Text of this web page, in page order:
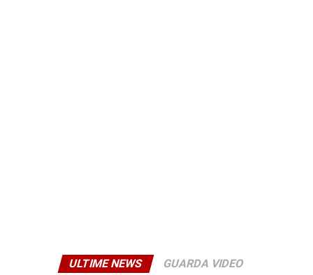
ULTIME NEWS GUARDA VIDEO